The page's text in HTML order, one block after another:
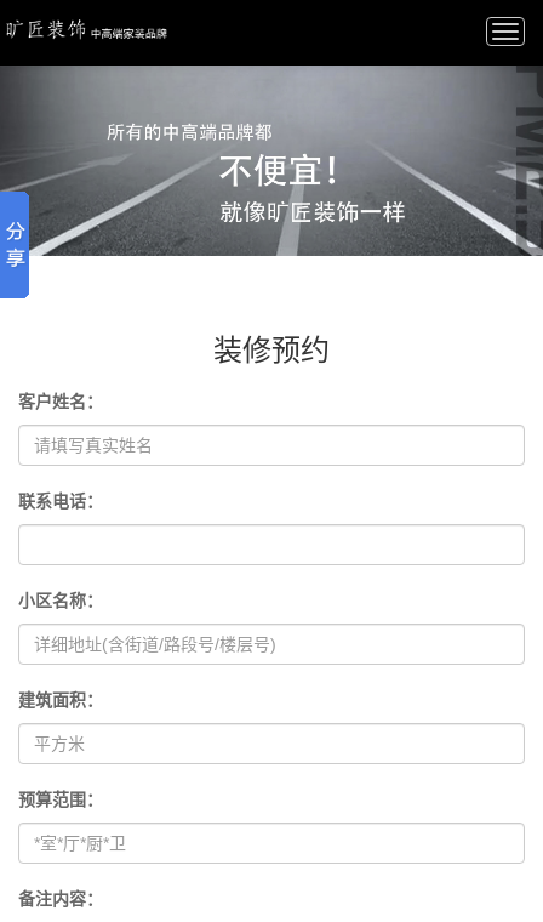
装修预约
客户姓名：
联系电话：
小区名称：
建筑面积：
预算范围：
备注内容：